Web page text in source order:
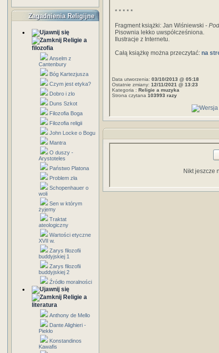
Zagadnienia Religijne
Religie a
filozofia
Anselm z
Cantenbury
Bóg Kartezjusza
Czym jest etyka?
Dobro i zlo
Duns Szkot
Filozofia Boga
Filozofia religii
John Locke o Bogu
Mantra
O duszy -
Arystoteles
Państwo Platona
Problem zła
Schopenhauer o
woli
Sen w którym
żyjemy
Traktat
ateologiczny
Wartości etyczne
XVII w.
Zarys filozofii
buddyjskiej 1
Zarys filozofii
buddyjskiej 2
Źródło moralności
Religie a
literatura
Anthony de Mello
Dante Alighieri -
Piekło
Konstandinos
Kawafis
* * * * *
Fragment książki: Jan Wiśniewski -
Pisownia lekko uwspółcześniona.
Ilustracje z Internetu.
Całą książkę można przeczytać: na
Data utworzenia: 03/10/2013 @ 05:18
Ostatnie zmiany: 12/11/2021 @ 13:23
Kategoria : Religie a muzyka
Strona czytana 103993 razy
Nikt jeszcze